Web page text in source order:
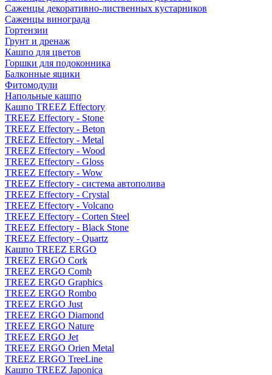
Саженцы декоративно-лиственных кустарников
Саженцы винограда
Гортензии
Грунт и дренаж
Кашпо для цветов
Горшки для подоконника
Балконные ящики
Фитомодули
Напольные кашпо
Кашпо TREEZ Effectory
TREEZ Effectory - Stone
TREEZ Effectory - Beton
TREEZ Effectory - Metal
TREEZ Effectory - Wood
TREEZ Effectory - Gloss
TREEZ Effectory - Wow
TREEZ Effectory - система автополива
TREEZ Effectory - Crystal
TREEZ Effectory - Volcano
TREEZ Effectory - Corten Steel
TREEZ Effectory - Black Stone
TREEZ Effectory - Quartz
Кашпо TREEZ ERGO
TREEZ ERGO Cork
TREEZ ERGO Comb
TREEZ ERGO Graphics
TREEZ ERGO Rombo
TREEZ ERGO Just
TREEZ ERGO Diamond
TREEZ ERGO Nature
TREEZ ERGO Jet
TREEZ ERGO Orien Metal
TREEZ ERGO TreeLine
Кашпо TREEZ Japonica